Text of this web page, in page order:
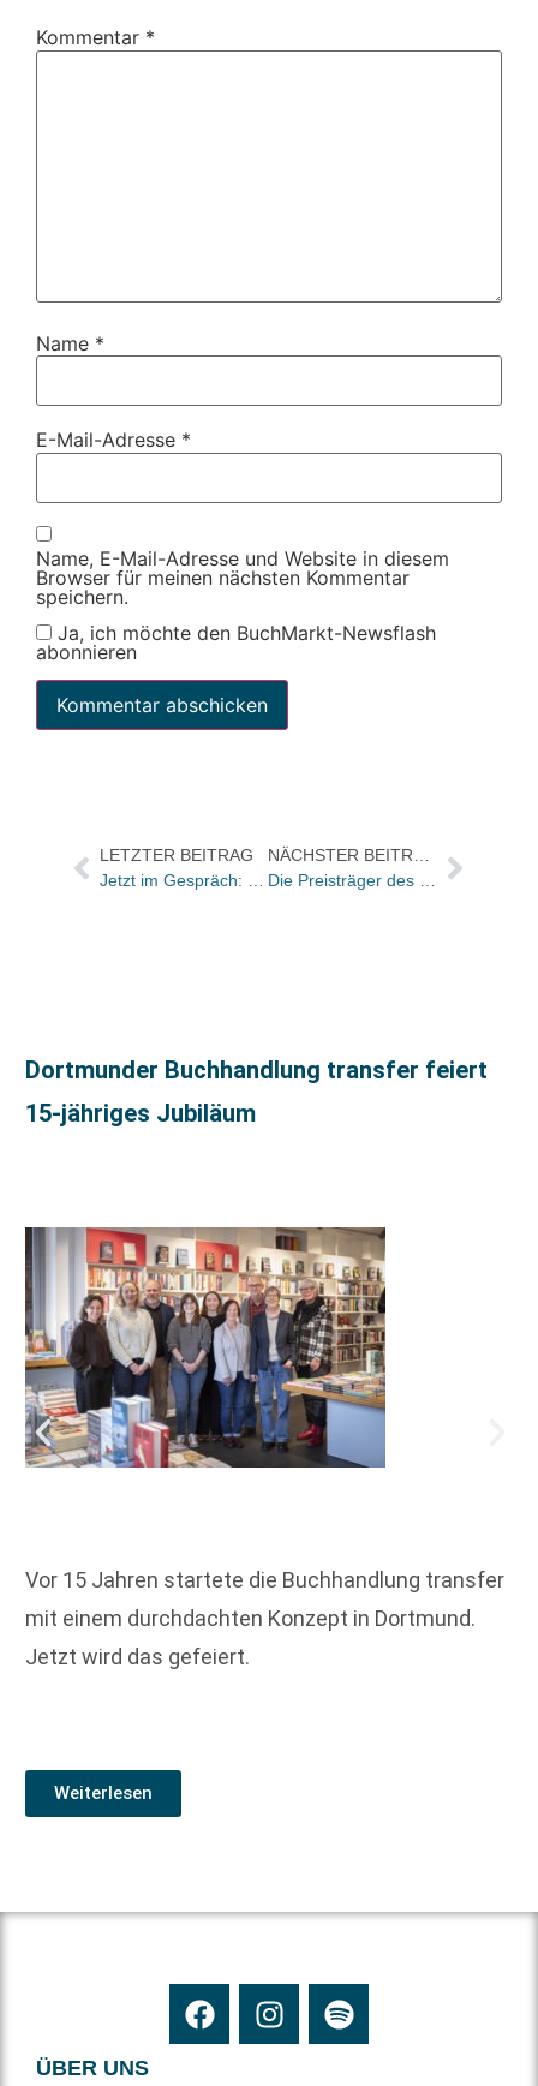
Kommentar *
Name *
E-Mail-Adresse *
Name, E-Mail-Adresse und Website in diesem
Browser für meinen nächsten Kommentar
speichern.
Ja, ich möchte den BuchMarkt-Newsflash
abonnieren
LETZTER BEITRAG
Dortmunder Buchhandlung transfer feiert
15-jähriges Jubiläum
Vor 15 Jahren startete die Buchhandlung transfer
mit einem durchdachten Konzept in Dortmund.
Jetzt wird das gefeiert.
Weiterlesen
ÜBER UNS